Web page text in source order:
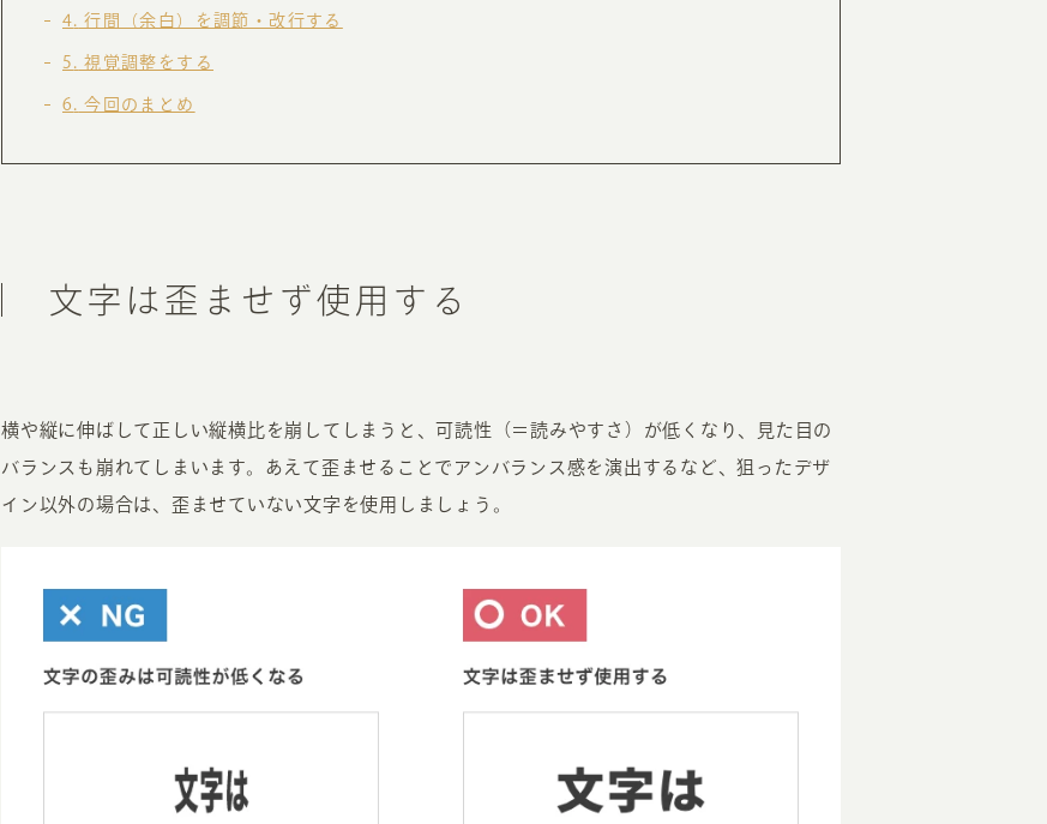
4 行間（余白）を調節・改行する
5 視覚調整をする
6 今回のまとめ
文字は歪ませず使用する
横や縦に伸ばして正しい縦横比を崩してしまうと、可読性（＝読みやすさ）が低くなり、見た目の
バランスも崩れてしまいます。あえて歪ませることでアンバランス感を演出するなど、狙ったデザ
イン以外の場合は、歪ませていない文字を使用しましょう。